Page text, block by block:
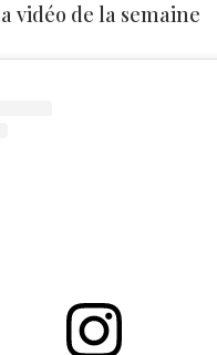
vidéo de la semaine